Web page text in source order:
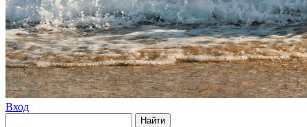
Вход
Найти